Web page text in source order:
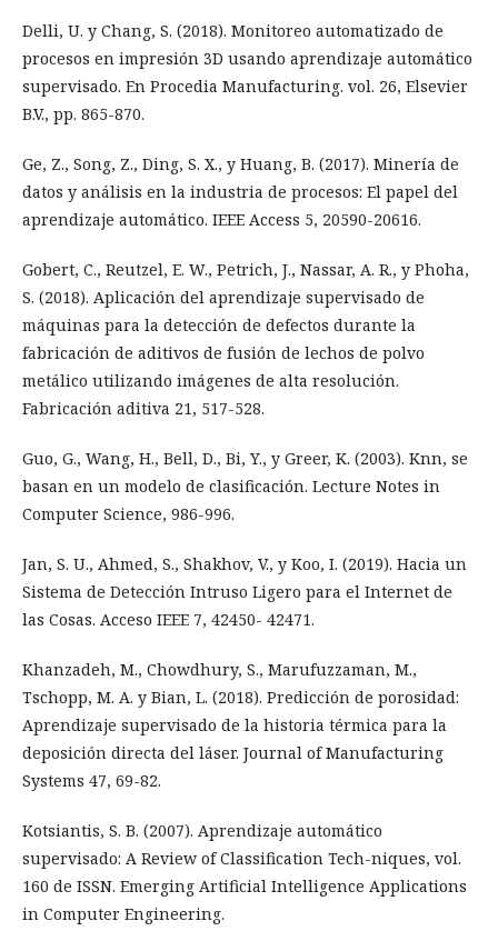
Delli, U. y Chang, S. (2018). Monitoreo automatizado de
procesos en impresión 3D usando aprendizaje automático
supervisado. En Procedia Manufacturing. vol. 26, Elsevier
B.V., pp. 865-870.
Ge, Z., Song, Z., Ding, S. X., y Huang, B. (2017). Minería de
datos y análisis en la industria de procesos: El papel del
aprendizaje automático. IEEE Access 5, 20590-20616.
Gobert, C., Reutzel, E. W., Petrich, J., Nassar, A. R., y Phoha,
S. (2018). Aplicación del aprendizaje supervisado de
máquinas para la detección de defectos durante la
fabricación de aditivos de fusión de lechos de polvo
metálico utilizando imágenes de alta resolución.
Fabricación aditiva 21, 517-528.
Guo, G., Wang, H., Bell, D., Bi, Y., y Greer, K. (2003). Knn, se
basan en un modelo de clasificación. Lecture Notes in
Computer Science, 986-996.
Jan, S. U., Ahmed, S., Shakhov, V., y Koo, I. (2019). Hacia un
Sistema de Detección Intruso Ligero para el Internet de
las Cosas. Acceso IEEE 7, 42450- 42471.
Khanzadeh, M., Chowdhury, S., Marufuzzaman, M.,
Tschopp, M. A. y Bian, L. (2018). Predicción de porosidad:
Aprendizaje supervisado de la historia térmica para la
deposición directa del láser. Journal of Manufacturing
Systems 47, 69-82.
Kotsiantis, S. B. (2007). Aprendizaje automático
supervisado: A Review of Classification Tech-niques, vol.
160 de ISSN. Emerging Artificial Intelligence Applications
in Computer Engineering.